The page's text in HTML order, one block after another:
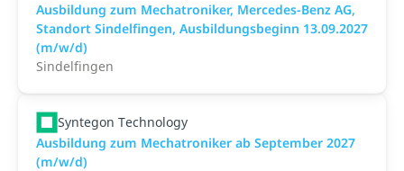
Ausbildung zum Mechatroniker, Mercedes-Benz AG,
Standort Sindelfingen, Ausbildungsbeginn 13.09.2027
(m/w/d)
Sindelfingen
Syntegon Technology
Ausbildung zum Mechatroniker ab September 2027
(m/w/d)